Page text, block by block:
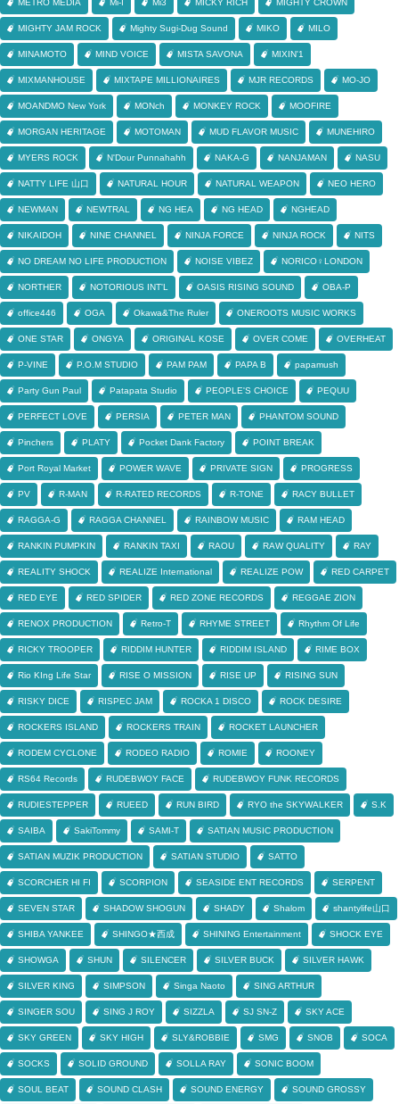
MIGHTY JAM ROCK Mighty Sugi-Dug Sound MIKO MILO
MINAMOTO MIND VOICE MISTA SAVONA MIXIN'1
MIXMANHOUSE MIXTAPE MILLIONAIRES MJR RECORDS MO-JO
MOANDMO New York MONch MONKEY ROCK MOOFIRE
MORGAN HERITAGE MOTOMAN MUD FLAVOR MUSIC MUNEHIRO
MYERS ROCK N'Dour Punnahahh NAKA-G NANJAMAN NASU
NATTY LIFE 山口 NATURAL HOUR NATURAL WEAPON NEO HERO
NEWMAN NEWTRAL NG HEA NG HEAD NGHEAD
NIKAIDOH NINE CHANNEL NINJA FORCE NINJA ROCK NITS
NO DREAM NO LIFE PRODUCTION NOISE VIBEZ NORICO♀LONDON
NORTHER NOTORIOUS INT'L OASIS RISING SOUND OBA-P
office446 OGA Okawa&The Ruler ONEROOTS MUSIC WORKS
ONE STAR ONGYA ORIGINAL KOSE OVER COME OVERHEAT
P-VINE P.O.M STUDIO PAM PAM PAPA B papamush
Party Gun Paul Patapata Studio PEOPLE'S CHOICE PEQUU
PERFECT LOVE PERSIA PETER MAN PHANTOM SOUND
Pinchers PLATY Pocket Dank Factory POINT BREAK
Port Royal Market POWER WAVE PRIVATE SIGN PROGRESS
PV R-MAN R-RATED RECORDS R-TONE RACY BULLET
RAGGA-G RAGGA CHANNEL RAINBOW MUSIC RAM HEAD
RANKIN PUMPKIN RANKIN TAXI RAOU RAW QUALITY RAY
REALITY SHOCK REALIZE International REALIZE POW RED CARPET
RED EYE RED SPIDER RED ZONE RECORDS REGGAE ZION
RENOX PRODUCTION Retro-T RHYME STREET Rhythm Of Life
RICKY TROOPER RIDDIM HUNTER RIDDIM ISLAND RIME BOX
Rio KIng Life Star RISE O MISSION RISE UP RISING SUN
RISKY DICE RISPEC JAM ROCKA 1 DISCO ROCK DESIRE
ROCKERS ISLAND ROCKERS TRAIN ROCKET LAUNCHER
RODEM CYCLONE RODEO RADIO ROMIE ROONEY
RS64 Records RUDEBWOY FACE RUDEBWOY FUNK RECORDS
RUDIESTEPPER RUEED RUN BIRD RYO the SKYWALKER S.K
SAIBA SakiTommy SAMI-T SATIAN MUSIC PRODUCTION
SATIAN MUZIK PRODUCTION SATIAN STUDIO SATTO
SCORCHER HI FI SCORPION SEASIDE ENT RECORDS SERPENT
SEVEN STAR SHADOW SHOGUN SHADY Shalom shantylife山口
SHIBA YANKEE SHINGO★西成 SHINING Entertainment SHOCK EYE
SHOWGA SHUN SILENCER SILVER BUCK SILVER HAWK
SILVER KING SIMPSON Singa Naoto SING ARTHUR
SINGER SOU SING J ROY SIZZLA SJ SN-Z SKY ACE
SKY GREEN SKY HIGH SLY&ROBBIE SMG SNOB SOCA
SOCKS SOLID GROUND SOLLA RAY SONIC BOOM
SOUL BEAT SOUND CLASH SOUND ENERGY SOUND GROSSY